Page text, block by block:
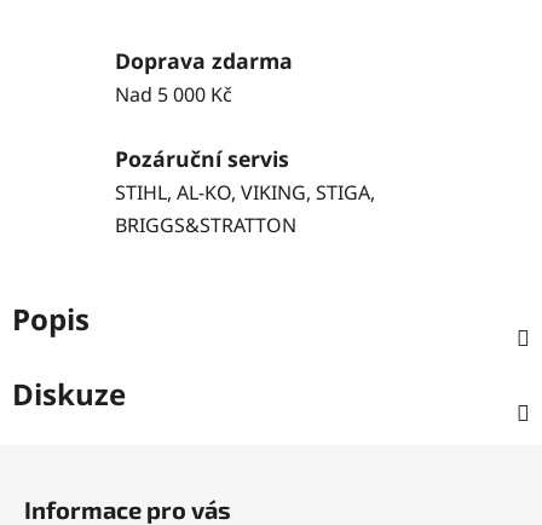
Doprava zdarma
Nad 5 000 Kč
Pozáruční servis
STIHL, AL-KO, VIKING, STIGA,
BRIGGS&STRATTON
Popis
Diskuze
Informace pro vás